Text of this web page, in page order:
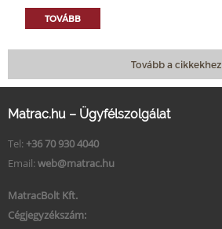
TOVÁBB
Tovább a cikkekhez
Matrac.hu – Ügyfélszolgálat
Tel: +36 70 930 4040
Email: web@matrac.hu
MatracBolt Kft.
Cégjegyzékszám: